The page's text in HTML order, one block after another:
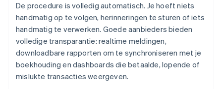
De procedure is volledig automatisch. Je hoeft niets
handmatig op te volgen, herinneringen te sturen of iets
handmatig te verwerken. Goede aanbieders bieden
volledige transparantie: realtime meldingen,
downloadbare rapporten om te synchroniseren met je
boekhouding en dashboards die betaalde, lopende of
mislukte transacties weergeven.